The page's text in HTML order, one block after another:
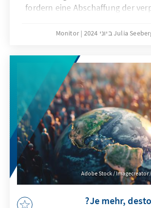
fordern eine Abschaffung der
aktuelle Regelung und die
Pflichtberatung der beste
ethischen, rechtlichen und
Dimension dieses
Julia
Monitor
Adobe Stock / Imagecreator
Je mehr,